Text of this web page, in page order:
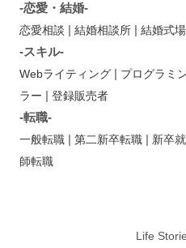
-恋愛・結婚-
恋愛相談 | 結婚相談所 | 結婚式場
-スキル-
Webライティング | プログラミ
ラー | 登録販売者
-転職-
一般転職 | 第二新卒転職 | 新卒
師転職
Life